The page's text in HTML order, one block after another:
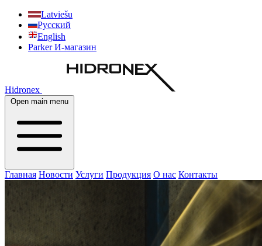
Latviešu
Русский
English
Parker И-магазин
Hidronex
Open main menu
Главная Новости Услуги Продукция О нас Контакты